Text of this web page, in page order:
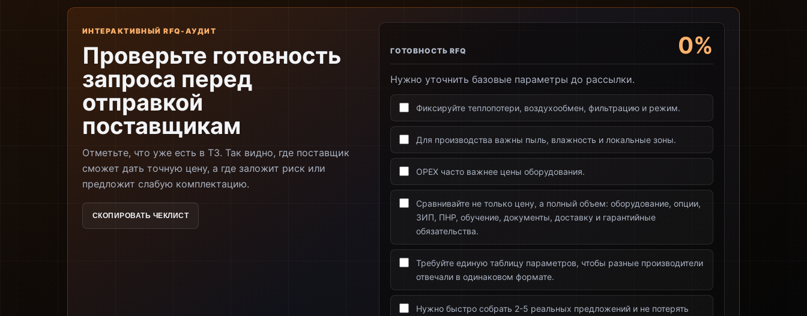
ИНТЕРАКТИВНЫЙ RFQ-АУДИТ
Проверьте готовность
запроса перед
отправкой
поставщикам
Отметьте, что уже есть в ТЗ. Так видно, где поставщик
сможет дать точную цену, а где заложит риск или
предложит слабую комплектацию.
СКОПИРОВАТЬ ЧЕКЛИСТ
ГОТОВНОСТЬ RFQ 0%
Нужно уточнить базовые параметры до рассылки.
Фиксируйте теплопотери, воздухообмен, фильтрацию и режим.
Для производства важны пыль, влажность и локальные зоны.
OPEX часто важнее цены оборудования.
Сравнивайте не только цену, а полный объем: оборудование, опции,
ЗИП, ПНР, обучение, документы, доставку и гарантийные
обязательства.
Требуйте единую таблицу параметров, чтобы разные производители
отвечали в одинаковом формате.
Нужно быстро собрать 2-5 реальных предложений и не потерять